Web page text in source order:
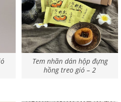
Tem nhãn dán hộp đựng
hồng treo gió – 2